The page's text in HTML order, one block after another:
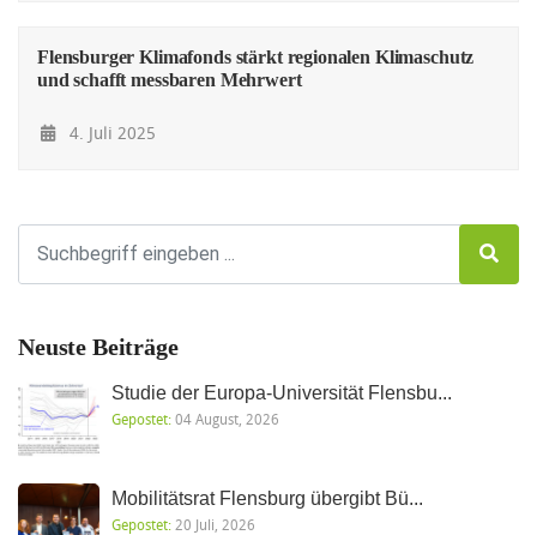
Flensburger Klimafonds stärkt regionalen Klimaschutz
und schafft messbaren Mehrwert
4. Juli 2025
Neuste Beiträge
Studie der Europa-Universität Flensbu...
Gepostet:04 August, 2026
Mobilitätsrat Flensburg übergibt Bü...
Gepostet: 20 Juli, 2026